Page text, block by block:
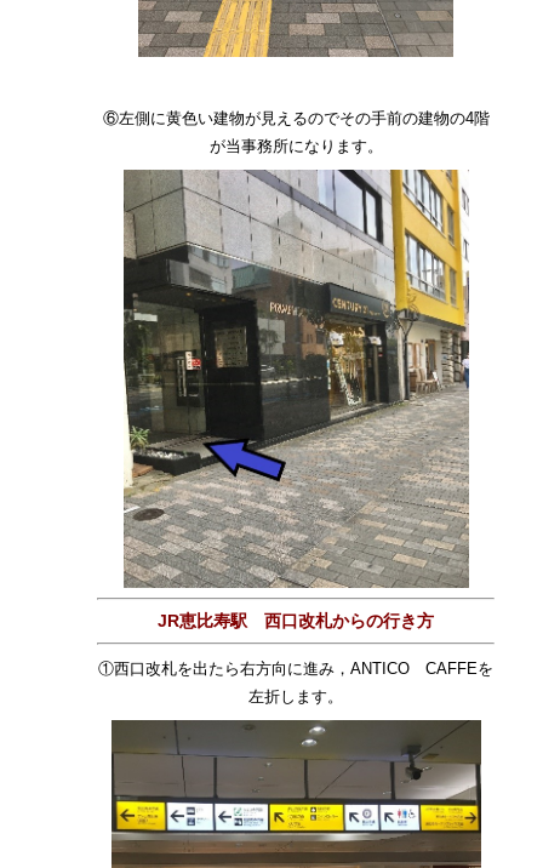
⑥左側に黄色い建物が見えるのでその手前の建物の4階
が当事務所になります。
JR恵比寿駅 西口改札からの行き方
①西口改札を出たら右方向に進み，ANTICO CAFFEを
左折します。